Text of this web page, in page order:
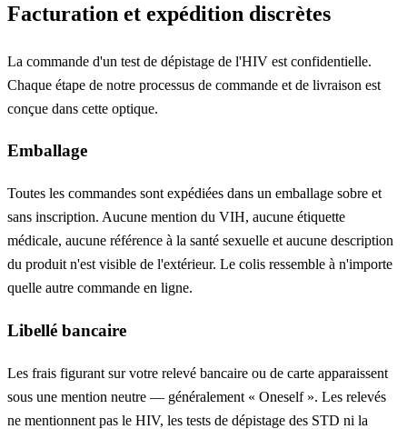
Facturation et expédition discrètes
La commande d'un test de dépistage de l'HIV est confidentielle.
Chaque étape de notre processus de commande et de livraison est
conçue dans cette optique.
Emballage
Toutes les commandes sont expédiées dans un emballage sobre et
sans inscription. Aucune mention du VIH, aucune étiquette
médicale, aucune référence à la santé sexuelle et aucune description
du produit n'est visible de l'extérieur. Le colis ressemble à n'importe
quelle autre commande en ligne.
Libellé bancaire
Les frais figurant sur votre relevé bancaire ou de carte apparaissent
sous une mention neutre — généralement « Oneself ». Les relevés
ne mentionnent pas le HIV, les tests de dépistage des STD ni la